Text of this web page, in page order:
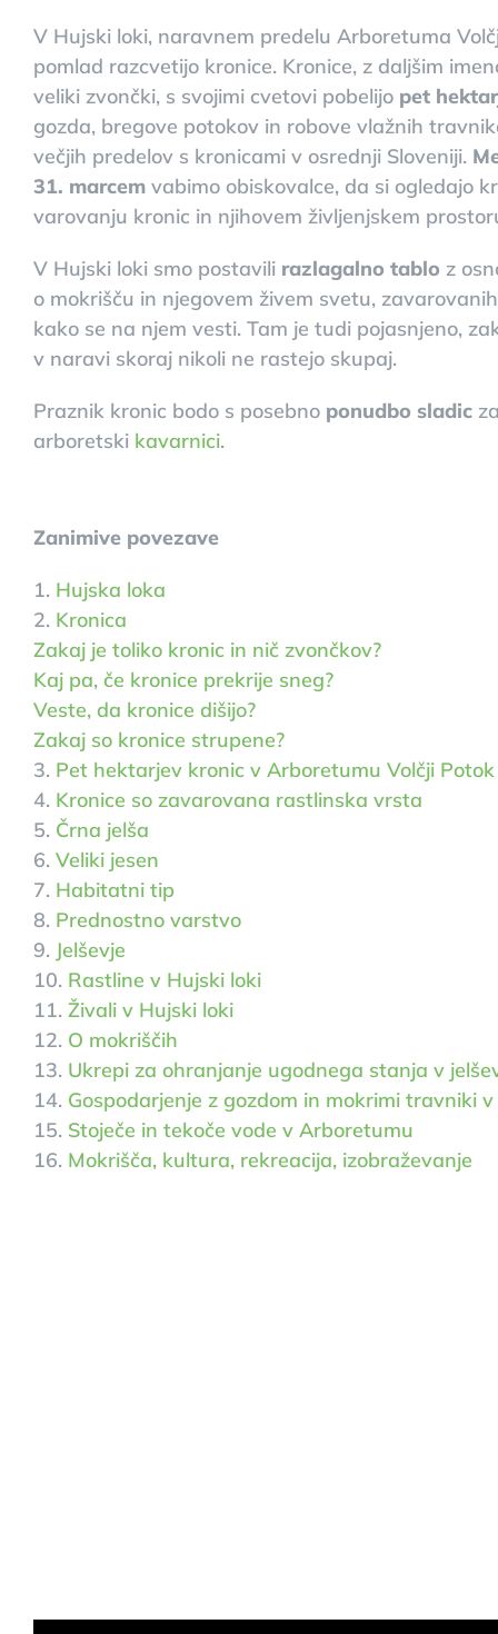
V Hujski loki, naravnem predelu Arboretuma
pomlad razcvetijo kronice. Kronice, z daljšim
veliki zvončki, s svojimi cvetovi pobelijopet
gozda, bregove potokov in robove vlažnih
večjih predelov s kronicami v osrednji Sloveniji.
31. marcemvabimo obiskovalce, da si ogledajo
varovanju kronic in njihovem življenjskem
V Hujski loki smo postavili razlagalno tablo z
o mokrišču in njegovem živem svetu,
kako se na njem vesti. Tam je tudi pojasnjeno,
v naravi skoraj nikoli ne rastejo skupaj.
Praznik kronic bodo s posebno ponudbo sladic
arboretski kavarnici.
Zanimive povezave
1. Hujska loka
2. Kronica
Zakaj je toliko kronic in nič zvončkov?
Kaj pa, če kronice prekrije sneg?
Veste, da kronice dišijo?
Zakaj so kronice strupene?
3. Pet hektarjev kronic v Arboretumu Volčji
4. Kronice so zavarovana rastlinska vrsta
5. Črna jelša
6. Veliki jesen
7. Habitatni tip
8. Prednostno varstvo
9. Jelševje
10. Rastline v Hujski loki
11. Živali v Hujski loki
12. O mokriščih
13. Ukrepi za ohranjanje ugodnega stanja v
14. Gospodarjenje z gozdom in mokrimi travniki
15. Stoječe in tekoče vode v Arboretumu
16. Mokrišča, kultura, rekreacija, izobraževanje